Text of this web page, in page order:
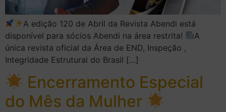
A edição 120 de Abril da Revista Abendi está
disponível para sócios Abendi na área restrita!
A
única revista oficial da Área de END, Inspeção ,
Integridade Estrutural do Brasil […]
Encerramento Especial
do Mês da Mulher